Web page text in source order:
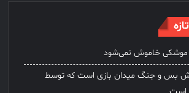
موشکی خاموش نمی‌شود
بس و جنگ میدان بازی است که توسط